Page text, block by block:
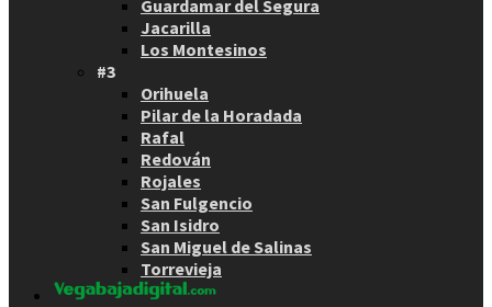
Guardamar del Segura
Jacarilla
Los Montesinos
#3
Orihuela
Pilar de la Horadada
Rafal
Redován
Rojales
San Fulgencio
San Isidro
San Miguel de Salinas
Torrevieja